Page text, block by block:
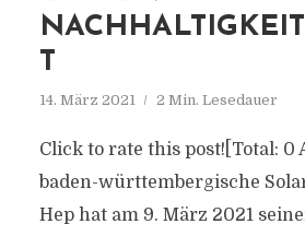
T
14. März 2021 2 Min. Lesedauer
Click to rate this post![Total: 0
baden-württembergische
Hep hat am 9. März 2021